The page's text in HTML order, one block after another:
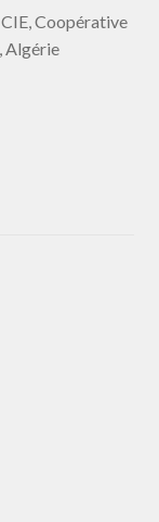
Coopérative
Algérie